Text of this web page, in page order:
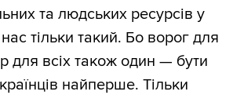
та людських ресурсів у
тільки такий. Бо ворог для
для всіх також один — бути
найперше. Тільки